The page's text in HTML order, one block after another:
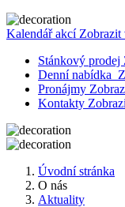
Kalendář akcí Zobrazit
Stánkový prodej
Denní nabídka
Pronájmy
Kontakty
Úvodní stránka
O nás
Aktuality